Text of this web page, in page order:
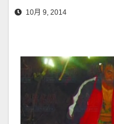
10月 9, 2014